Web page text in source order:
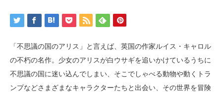
「不思議の国のアリス」と言えば、英国の作家ルイス・キャロル
の不朽の名作。少女のアリスが白ウサギを追いかけているうちに
不思議の国に迷い込んでしまい、そこでしゃべる動物や動くトラ
ンプなどさまざまなキャラクターたちと出会い、その世界を冒険